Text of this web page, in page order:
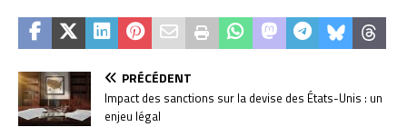
PRÉCÉDENT
Impact des sanctions sur la devise des États-Unis : un
enjeu légal